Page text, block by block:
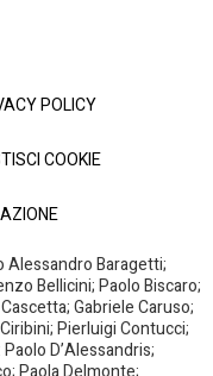
POLICY
COOKIE
Alessandro Baragetti;
Bellicini; Paolo Biscaro;
Gabriele Caruso;
Pierluigi Contucci;
D’Alessandris;